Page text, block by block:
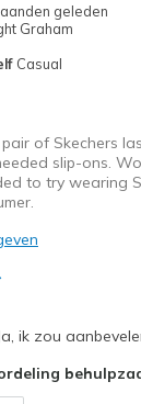
Feels true to
Feels true to
geleden
Graham
Casual
of Skechers
slip-ons.
to try wearing
ik zou